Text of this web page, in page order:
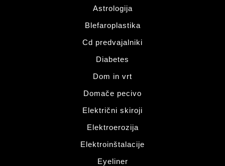
Astrologija
Blefaroplastika
Cd predvajalniki
Diabetes
Dom in vrt
Domače pecivo
Električni skiroji
Elektroerozija
Elektroinštalacije
Eyeliner